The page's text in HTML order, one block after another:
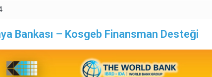
Bankası – Kosgeb Finansman Desteği